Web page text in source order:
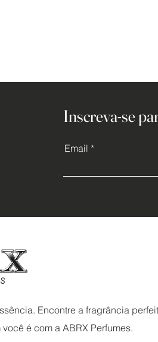
Inscreva-se
Email
Encontre a fragrância
é com a ABRX Perfumes.